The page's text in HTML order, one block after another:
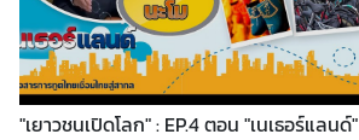
ะ
อื่
น
ๆ
"เยาวชนเปิดโลก" : EP.4 ตอน "เนเธอร์แลนด์"